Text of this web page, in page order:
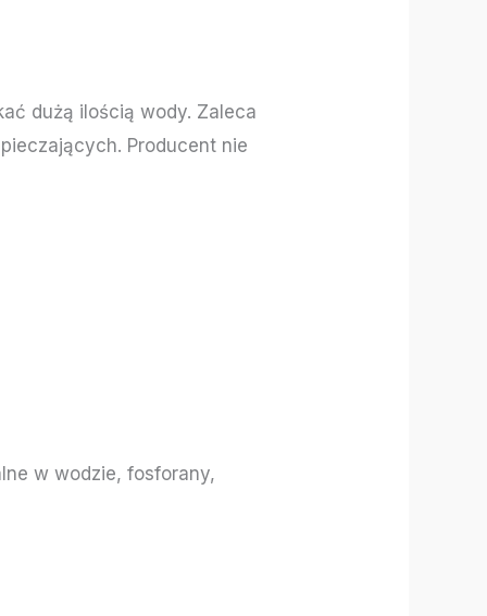
dużą ilością wody. Zaleca
Producent nie
w wodzie, fosforany,